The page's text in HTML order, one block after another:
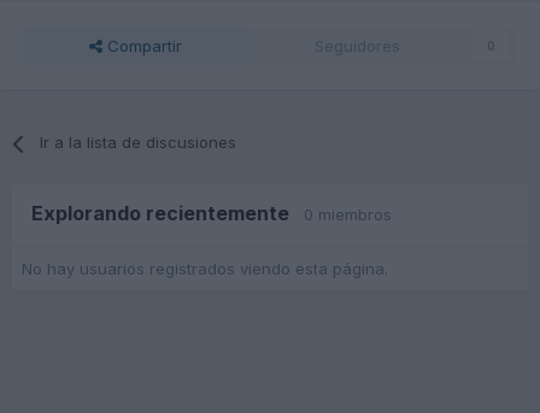
Compartir Seguidores 0
Ir a la lista de discusiones
Explorando recientemente 0 miembros
No hay usuarios registrados viendo esta página.